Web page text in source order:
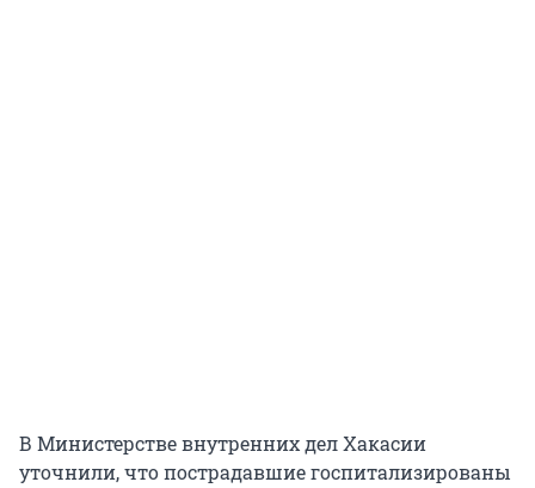
В Министерстве внутренних дел Хакасии
уточнили, что пострадавшие госпитализированы